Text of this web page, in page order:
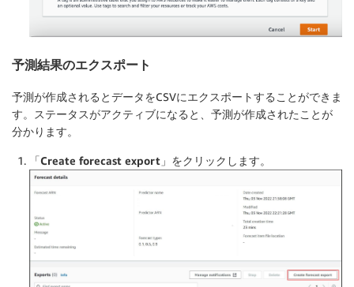
予測結果のエクスポート
予測が作成されるとデータをCSVにエクスポートすることができま
す。ステータスがアクティブになると、予測が作成されたことが
分かります。
「Create forecast export」 をクリックします。